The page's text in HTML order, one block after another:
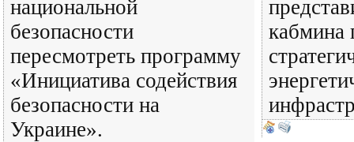
национальной
безопасности
пересмотреть программу
«Инициатива содействия
безопасности на
Украине».
кабмина